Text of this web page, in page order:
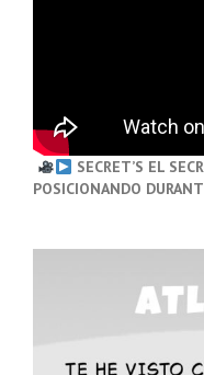
SECRET’S EL
POSICIONANDO